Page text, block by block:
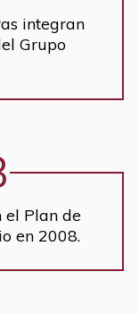
integran
Grupo
el Plan de
en 2008.